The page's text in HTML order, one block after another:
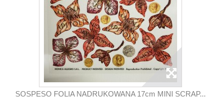
SOSPESO FOLIA NADRUKOWANA 17cm MINI SCRAP...